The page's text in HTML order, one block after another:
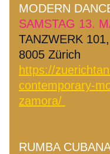
MODERN
SAMSTAG 13.
TANZWERK
8005 Zürich
https://
contemporary-
zamora/
RUMBA